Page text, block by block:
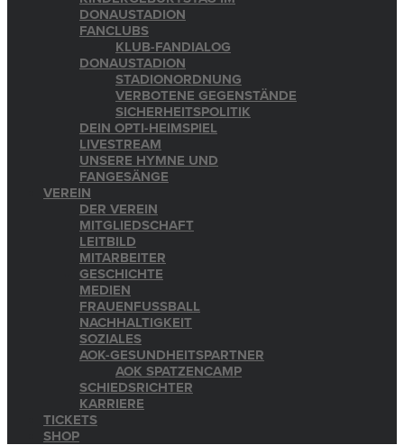
DONAUSTADION
FANCLUBS
KLUB-FANDIALOG
DONAUSTADION
STADIONORDNUNG
VERBOTENE GEGENSTÄNDE
SICHERHEITSPOLITIK
DEIN OPTI-HEIMSPIEL
LIVESTREAM
UNSERE HYMNE UND
FANGESÄNGE
VEREIN
DER VEREIN
MITGLIEDSCHAFT
LEITBILD
MITARBEITER
GESCHICHTE
MEDIEN
FRAUENFUSSBALL
NACHHALTIGKEIT
SOZIALES
AOK-GESUNDHEITSPARTNER
AOK SPATZENCAMP
SCHIEDSRICHTER
KARRIERE
TICKETS
SHOP